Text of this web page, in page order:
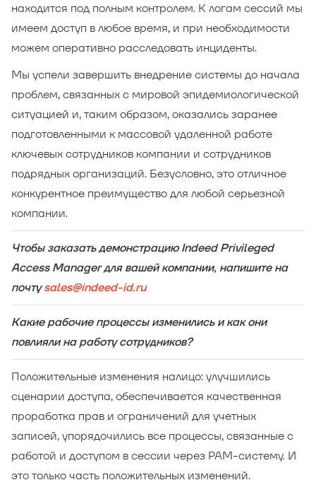
находится под полным контролем. К логам сессий мы
имеем доступ в любое время, и при необходимости
можем оперативно расследовать инциденты.
Мы успели завершить внедрение системы до начала
проблем, связанных с мировой эпидемиологической
ситуацией и, таким образом, оказались заранее
подготовленными к массовой удаленной работе
ключевых сотрудников компании и сотрудников
подрядных организаций. Безусловно, это отличное
конкурентное преимущество для любой серьезной
компании.
Чтобы заказать демонстрацию Indeed Privileged
Access Manager для вашей компании, напишите на
почтуsales@indeed-id.ru
Какие рабочие процессы изменились и как они
повлияли на работу сотрудников?
Положительные изменения налицо: улучшились
сценарии доступа, обеспечивается качественная
проработка прав и ограничений для учетных
записей, упорядочились все процессы, связанные с
работой и доступом в сессии через РАМ-систему. И
это только часть положительных изменений.